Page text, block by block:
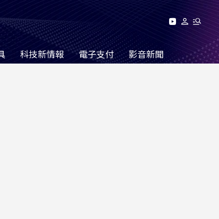
科技新情報 電子支付 影音新聞